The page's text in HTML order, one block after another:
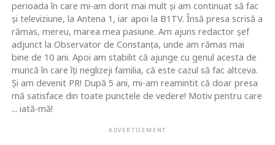
perioada în care mi-am dorit mai mult şi am continuat să fac
şi televiziune, la Antena 1, iar apoi la B1TV. Însă presa scrisă a
rămas, mereu, marea mea pasiune. Am ajuns redactor şef
adjunct la Observator de Constanţa, unde am rămas mai
bine de 10 ani. Apoi am stabilit că ajunge cu genul acesta de
muncă în care îţi neglizeji familia, că este cazul să fac altceva.
Şi am devenit PR! După 5 ani, mi-am reamintit că doar presa
mă satisface din toate punctele de vedere! Motiv pentru care
... iată-mă!
ADVERTISEMENT